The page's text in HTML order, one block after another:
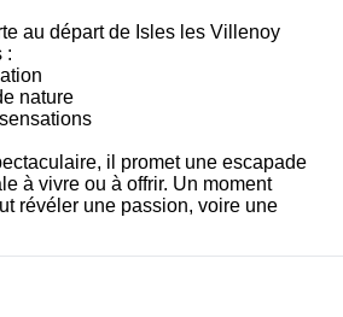
au départ de Isles les Villenoy
:
nature
il promet une escapade
à vivre ou à offrir. Un moment
révéler une passion, voire une